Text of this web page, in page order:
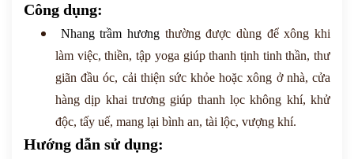
Công dụng:
Nhang trầm hương thường được dùng để xông khi
làm việc, thiền, tập yoga giúp thanh tịnh tinh thần, thư
giãn đầu óc, cải thiện sức khỏe hoặc xông ở nhà, cửa
hàng dịp khai trương giúp thanh lọc không khí, khử
độc, tấy uế, mang lại bình an, tài lộc, vượng khí.
Hướng dẫn sử dụng: